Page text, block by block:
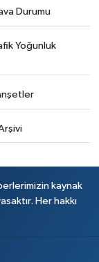
Durumu
Yoğunluk
kaynak
Her hakkı